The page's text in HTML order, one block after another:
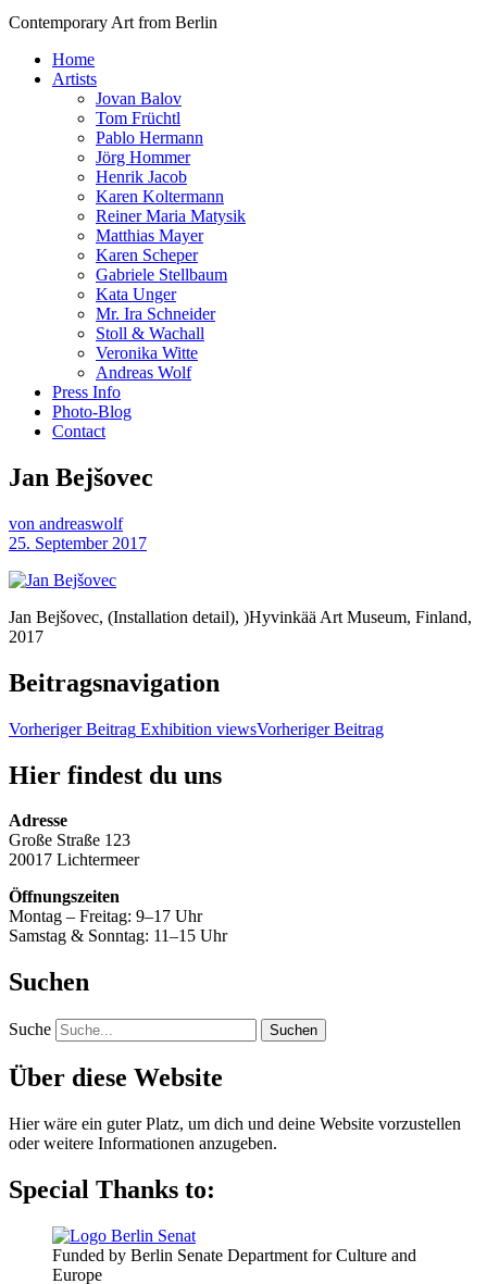
Contemporary Art from Berlin
Home
Artists
Jovan Balov
Tom Früchtl
Pablo Hermann
Jörg Hommer
Henrik Jacob
Karen Koltermann
Reiner Maria Matysik
Matthias Mayer
Karen Scheper
Gabriele Stellbaum
Kata Unger
Mr. Ira Schneider
Stoll & Wachall
Veronika Witte
Andreas Wolf
Press Info
Photo-Blog
Contact
Jan Bejšovec
von andreaswolf
25. September 2017
Jan Bejšovec, (Installation detail), )Hyvinkää Art Museum, Finland,
2017
Beitragsnavigation
Vorheriger Beitrag Exhibition viewsVorheriger Beitrag
Hier findest du uns
Adresse
Große Straße 123
20017 Lichtermeer
Öffnungszeiten
Montag – Freitag: 9–17 Uhr
Samstag & Sonntag: 11–15 Uhr
Suchen
Suche
Über diese Website
Hier wäre ein guter Platz, um dich und deine Website vorzustellen
oder weitere Informationen anzugeben.
Special Thanks to:
Funded by Berlin Senate Department for Culture and
Europe